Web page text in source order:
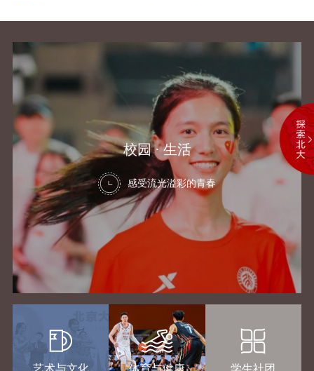
校园 · 生活
感受流光溢彩的青春